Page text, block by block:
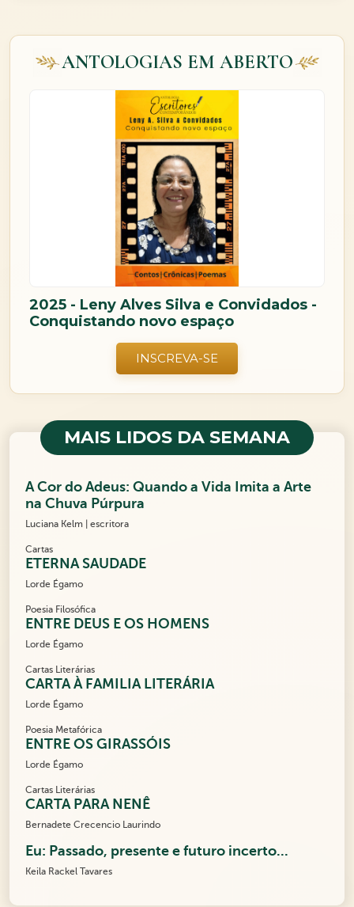
ANTOLOGIAS EM ABERTO
2025 - Leny Alves Silva e Convidados -
Conquistando novo espaço
INSCREVA-SE
MAIS LIDOS DA SEMANA
A Cor do Adeus: Quando a Vida Imita a Arte
na Chuva Púrpura
Luciana Kelm | escritora
Cartas
ETERNA SAUDADE
Lorde Égamo
Poesia Filosófica
ENTRE DEUS E OS HOMENS
Lorde Égamo
Cartas Literárias
CARTA À FAMILIA LITERÁRIA
Lorde Égamo
Poesia Metafórica
ENTRE OS GIRASSÓIS
Lorde Égamo
Cartas Literárias
CARTA PARA NENÊ
Bernadete Crecencio Laurindo
Eu: Passado, presente e futuro incerto...
Keila Rackel Tavares